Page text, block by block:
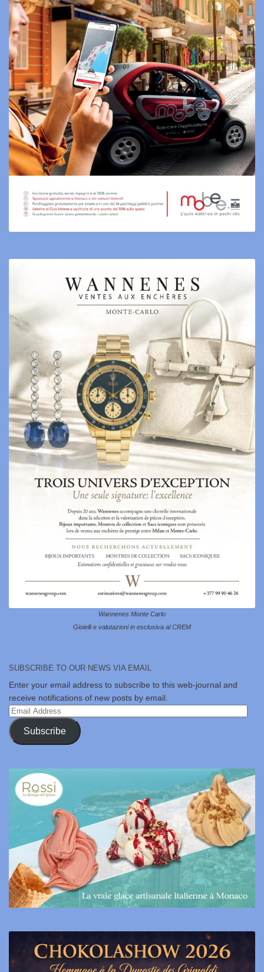
Wannenes Monte Carlo
Gioielli e valutazioni in esclusiva al CREM
SUBSCRIBE TO OUR NEWS VIA EMAIL
Enter your email address to subscribe to this web-journal and
receive notifications of new posts by email.
Email
Address
Subscribe